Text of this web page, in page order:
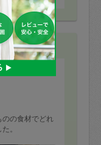
の食材でどれ
。